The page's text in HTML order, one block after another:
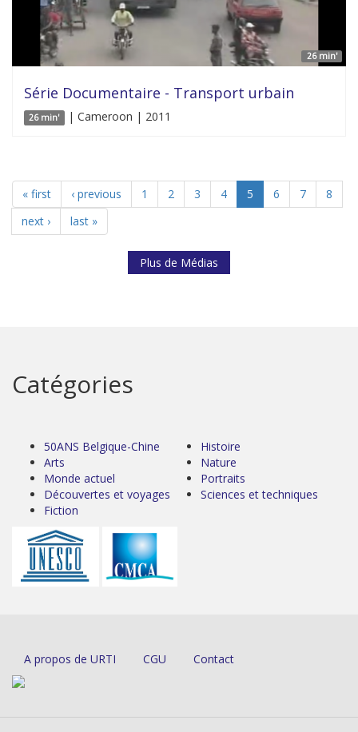
26 min'
Série Documentaire - Transport urbain
26 min' | Cameroon | 2011
« first ‹ previous 1 2 3 4 5 6 7
8
next ›
last »
Plus de Médias
Catégories
50ANS Belgique-Chine
Arts
Monde actuel
Découvertes et voyages
Fiction
Histoire
Nature
Portraits
Sciences et techniques
A propos de URTI CGU Contact